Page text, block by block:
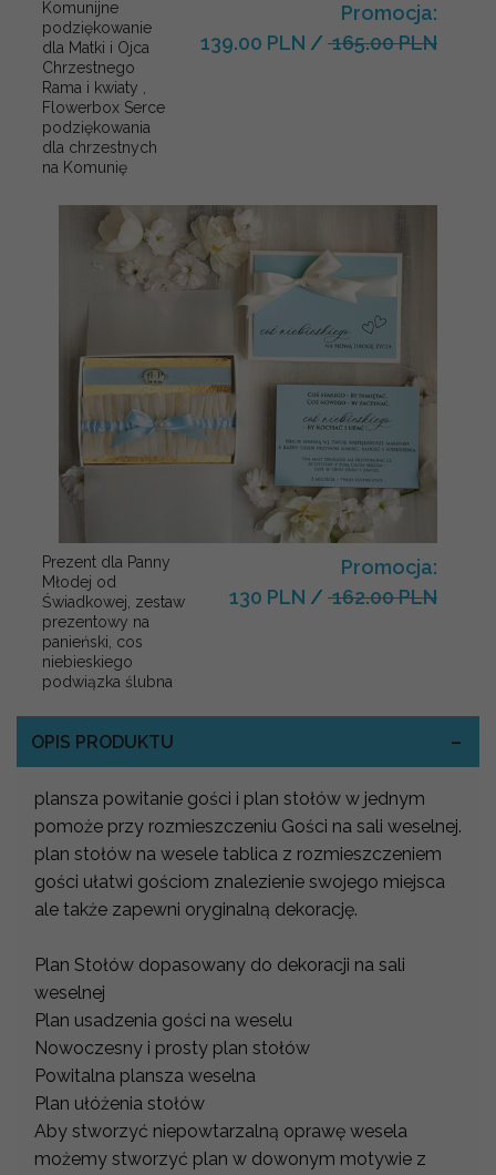
Komunijne
podziękowanie
dla Matki i Ojca
Chrzestnego
Rama i kwiaty ,
Flowerbox Serce
podziękowania
dla chrzestnych
na Komunię
Promocja:
139.00 PLN / 165.00 PLN
Prezent dla Panny
Młodej od
Świadkowej, zestaw
prezentowy na
panieński, cos
niebieskiego
podwiązka ślubna
Promocja:
130 PLN / 162.00 PLN
OPIS PRODUKTU
plansza powitanie gości i plan stołów w jednym
pomoże przy rozmieszczeniu Gości na sali weselnej.
plan stołów na wesele tablica z rozmieszczeniem
gości ułatwi gościom znalezienie swojego miejsca
ale także zapewni oryginalną dekorację.
Plan Stołów dopasowany do dekoracji na sali
weselnej
Plan usadzenia gości na weselu
Nowoczesny i prosty plan stołów
Powitalna plansza weselna
Plan ułóżenia stołów
Aby stworzyć niepowtarzalną oprawę wesela
możemy stworzyć plan w dowonym motywie z